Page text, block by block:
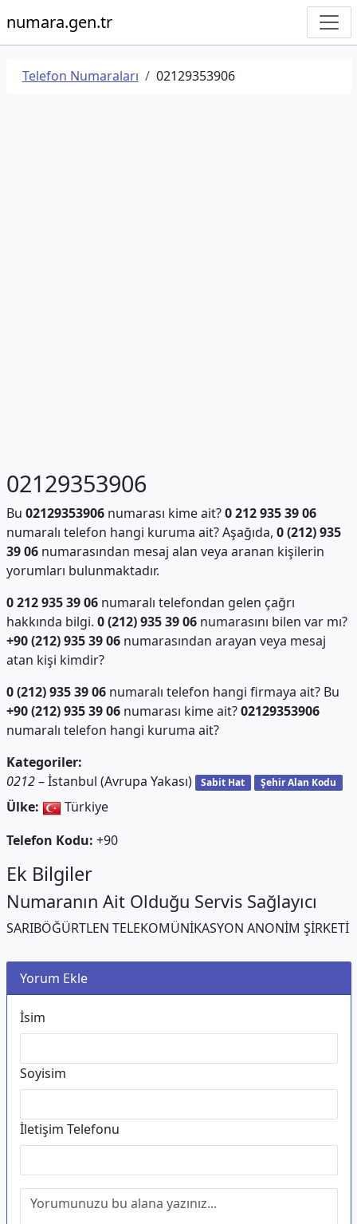
numara.gen.tr
Telefon Numaraları 02129353906
02129353906
Bu 02129353906numarası kime ait?0 212 935 39 06
numaralı telefon hangi kuruma ait? Aşağıda, 0 (212) 935
39 06numarasından mesaj alan veya aranan kişilerin
yorumları bulunmaktadır.
0 212 935 39 06numaralı telefondan gelen çağrı
hakkında bilgi. 0 (212) 935 39 06numarasını bilen var mı?
+90 (212) 935 39 06numarasından arayan veya mesaj
atan kişi kimdir?
0 (212) 935 39 06numaralı telefon hangi firmaya ait? Bu
+90 (212) 935 39 06numarası kime ait?02129353906
numaralı telefon hangi kuruma ait?
Kategoriler:
0212– İstanbul (Avrupa Yakası) Sabit Hat Şehir Alan Kodu
Ülke:
Türkiye
Telefon Kodu: +90
Ek Bilgiler
Numaranın Ait Olduğu Servis Sağlayıcı
SARIBÖĞÜRTLEN TELEKOMÜNİKASYON ANONİM ŞİRKETİ
Yorum Ekle
İsim
Soyisim
İletişim Telefonu